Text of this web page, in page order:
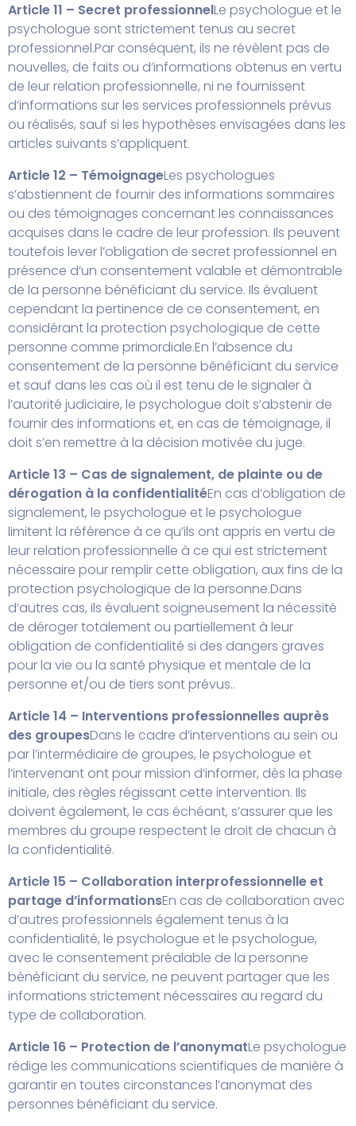
Article 11 – Secret professionnelLe psychologue et le
psychologue sont strictement tenus au secret
professionnel.Par conséquent, ils ne révèlent pas de
nouvelles, de faits ou d’informations obtenus en vertu
de leur relation professionnelle, ni ne fournissent
d’informations sur les services professionnels prévus
ou réalisés, sauf si les hypothèses envisagées dans les
articles suivants s’appliquent.
Article 12 – TémoignageLes psychologues
s’abstiennent de fournir des informations sommaires
ou des témoignages concernant les connaissances
acquises dans le cadre de leur profession. Ils peuvent
toutefois lever l’obligation de secret professionnel en
présence d’un consentement valable et démontrable
de la personne bénéficiant du service. Ils évaluent
cependant la pertinence de ce consentement, en
considérant la protection psychologique de cette
personne comme primordiale.En l’absence du
consentement de la personne bénéficiant du service
et sauf dans les cas où il est tenu de le signaler à
l’autorité judiciaire, le psychologue doit s’abstenir de
fournir des informations et, en cas de témoignage, il
doit s’en remettre à la décision motivée du juge.
Article 13 – Cas de signalement, de plainte ou de
dérogation à la confidentialitéEn cas d’obligation de
signalement, le psychologue et le psychologue
limitent la référence à ce qu’ils ont appris en vertu de
leur relation professionnelle à ce qui est strictement
nécessaire pour remplir cette obligation, aux fins de la
protection psychologique de la personne.Dans
d’autres cas, ils évaluent soigneusement la nécessité
de déroger totalement ou partiellement à leur
obligation de confidentialité si des dangers graves
pour la vie ou la santé physique et mentale de la
personne et/ou de tiers sont prévus..
Article 14 – Interventions professionnelles auprès
des groupesDans le cadre d’interventions au sein ou
par l’intermédiaire de groupes, le psychologue et
l’intervenant ont pour mission d’informer, dès la phase
initiale, des règles régissant cette intervention. Ils
doivent également, le cas échéant, s’assurer que les
membres du groupe respectent le droit de chacun à
la confidentialité.
Article 15 – Collaboration interprofessionnelle et
partage d’informationsEn cas de collaboration avec
d’autres professionnels également tenus à la
confidentialité, le psychologue et le psychologue,
avec le consentement préalable de la personne
bénéficiant du service, ne peuvent partager que les
informations strictement nécessaires au regard du
type de collaboration.
Article 16 – Protection de l’anonymatLe psychologue
rédige les communications scientifiques de manière à
garantir en toutes circonstances l’anonymat des
personnes bénéficiant du service.